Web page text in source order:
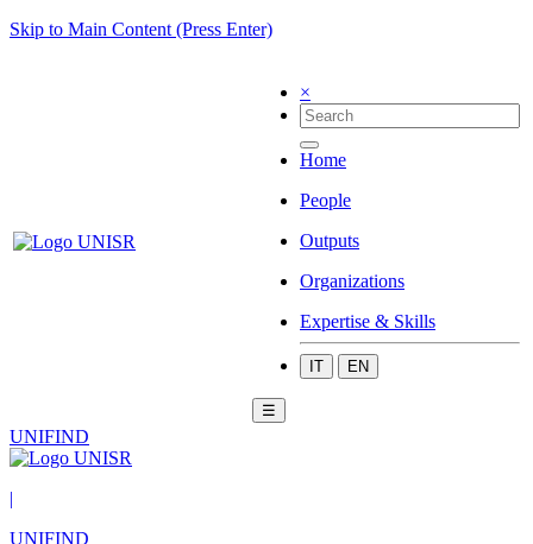
Skip to Main Content (Press Enter)
×
Home
People
Outputs
Organizations
Expertise & Skills
IT EN
☰
UNIFIND
|
UNIFIND